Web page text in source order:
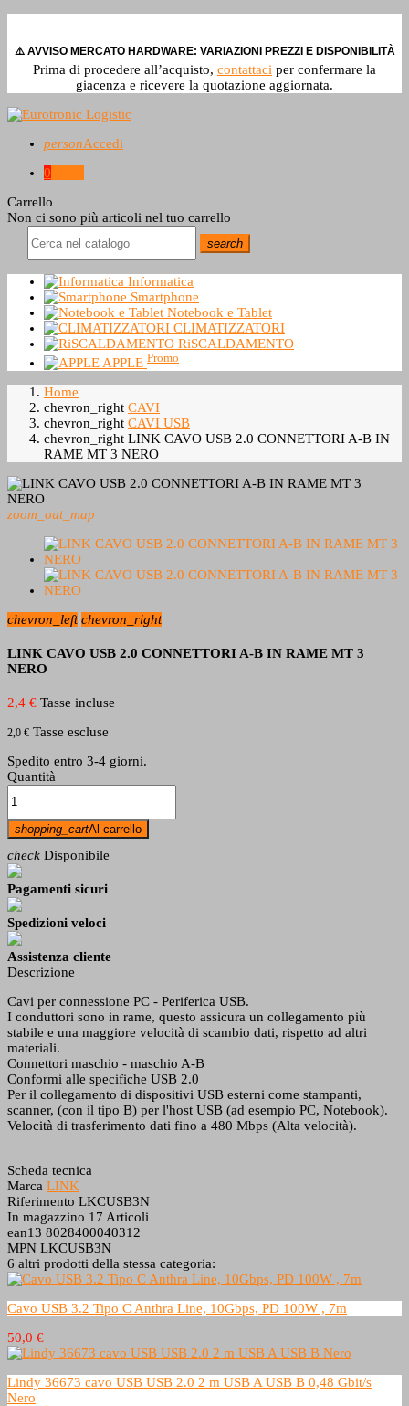
⚠️ AVVISO MERCATO HARDWARE: VARIAZIONI PREZZI E DISPONIBILITÀ
Prima di procedere all’acquisto, contattaci per confermare la
giacenza e ricevere la quotazione aggiornata.
personAccedi
0
Carrello
Non ci sono più articoli nel tuo carrello
search
Informatica
Smartphone
Notebook e Tablet
CLIMATIZZATORI
RiSCALDAMENTO
APPLE Promo
Home
chevron_right CAVI
chevron_right CAVI USB
chevron_right LINK CAVO USB 2.0 CONNETTORI A-B IN
RAME MT 3 NERO
zoom_out_map
chevron_left chevron_right
LINK CAVO USB 2.0 CONNETTORI A-B IN RAME MT 3
NERO
2,4 € Tasse incluse
2,0 € Tasse escluse
Spedito entro 3-4 giorni.
Quantità
shopping_cartAl carrello
check Disponibile
Pagamenti sicuri
Spedizioni veloci
Assistenza cliente
Descrizione
Cavi per connessione PC - Periferica USB.
I conduttori sono in rame, questo assicura un collegamento più
stabile e una maggiore velocità di scambio dati, rispetto ad altri
materiali.
Connettori maschio - maschio A-B
Conformi alle specifiche USB 2.0
Per il collegamento di dispositivi USB esterni come stampanti,
scanner, (con il tipo B) per l'host USB (ad esempio PC, Notebook).
Velocità di trasferimento dati fino a 480 Mbps (Alta velocità).
Scheda tecnica
Marca LINK
Riferimento LKCUSB3N
In magazzino 17 Articoli
ean13 8028400040312
MPN LKCUSB3N
6 altri prodotti della stessa categoria:
Cavo USB 3.2 Tipo C Anthra Line, 10Gbps, PD 100W , 7m
50,0 €
Lindy 36673 cavo USB USB 2.0 2 m USB A USB B 0,48 Gbit/s
Nero